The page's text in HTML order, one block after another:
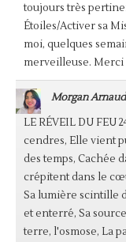
toujours très
Étoiles/Activer sa
moi, quelques
merveilleuse. Merci
Morgan Arnaud
LE RÉVEIL DU FEU
cendres, Elle vient
des temps, Cachée
crépitent dans le
Sa lumière scintille
et enterré, Sa
terre, l'osmose, La